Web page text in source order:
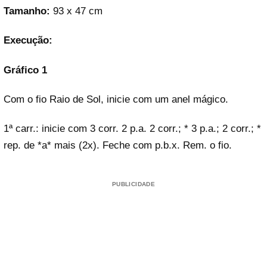
Tamanho: 93 x 47 cm
Execução:
Gráfico 1
Com o fio Raio de Sol, inicie com um anel mágico.
1ª carr.: inicie com 3 corr. 2 p.a. 2 corr.; * 3 p.a.; 2 corr.; *
rep. de *a* mais (2x). Feche com p.b.x. Rem. o fio.
PUBLICIDADE